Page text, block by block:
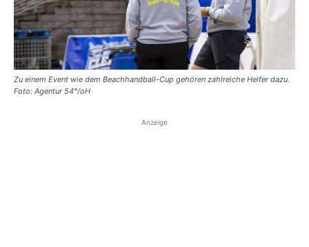
Zu einem Event wie dem Beachhandball-Cup gehören zahlreiche Helfer dazu.
Foto: Agentur 54°/oH
Anzeige